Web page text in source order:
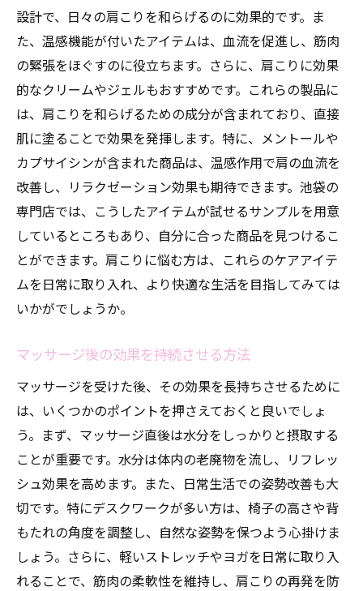
設計で、日々の肩こりを和らげるのに効果的です。ま
た、温感機能が付いたアイテムは、血流を促進し、筋肉
の緊張をほぐすのに役立ちます。さらに、肩こりに効果
的なクリームやジェルもおすすめです。これらの製品に
は、肩こりを和らげるための成分が含まれており、直接
肌に塗ることで効果を発揮します。特に、メントールや
カプサイシンが含まれた商品は、温感作用で肩の血流を
改善し、リラクゼーション効果も期待できます。池袋の
専門店では、こうしたアイテムが試せるサンプルを用意
しているところもあり、自分に合った商品を見つけるこ
とができます。肩こりに悩む方は、これらのケアアイテ
ムを日常に取り入れ、より快適な生活を目指してみては
いかがでしょうか。
マッサージ後の効果を持続させる方法
マッサージを受けた後、その効果を長持ちさせるために
は、いくつかのポイントを押さえておくと良いでしょ
う。まず、マッサージ直後は水分をしっかりと摂取する
ことが重要です。水分は体内の老廃物を流し、リフレッ
シュ効果を高めます。また、日常生活での姿勢改善も大
切です。特にデスクワークが多い方は、椅子の高さや背
もたれの角度を調整し、自然な姿勢を保つよう心掛けま
しょう。さらに、軽いストレッチやヨガを日常に取り入
れることで、筋肉の柔軟性を維持し、肩こりの再発を防